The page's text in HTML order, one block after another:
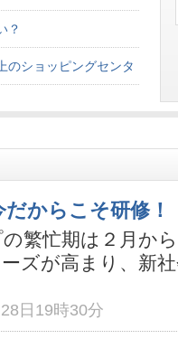
？
のショッピングセンタ
からこそ研修！
繁忙期は２月か
ズが高まり、新
日19時30分